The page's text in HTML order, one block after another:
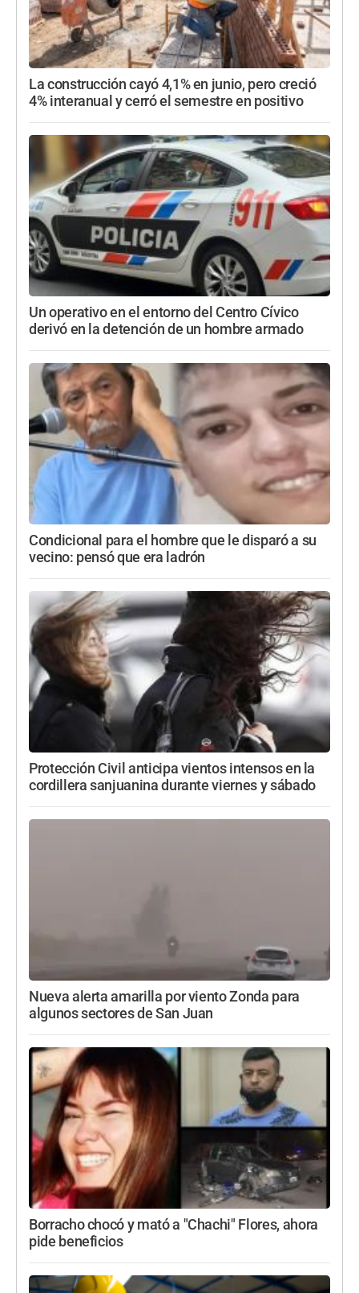
La construcción cayó 4,1% en junio, pero creció
4% interanual y cerró el semestre en positivo
Un operativo en el entorno del Centro Cívico
derivó en la detención de un hombre armado
Condicional para el hombre que le disparó a su
vecino: pensó que era ladrón
Protección Civil anticipa vientos intensos en la
cordillera sanjuanina durante viernes y sábado
Nueva alerta amarilla por viento Zonda para
algunos sectores de San Juan
Borracho chocó y mató a "Chachi" Flores, ahora
pide beneficios